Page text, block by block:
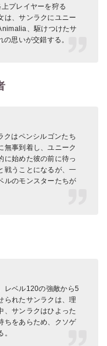
プレイヤーを狩る
は、サンラクにユニー
、駆けつけたサ
思いが交錯する。
クはペンシルゴンたち
無事到着し、ユニーク
に始めた彼の前に待っ
戦うことになるが、一
ルのモンスターたちが
レベル120の強敵から5
られたサンラクは、理
、サンラクはひよった
ちをあらため、クソゲ